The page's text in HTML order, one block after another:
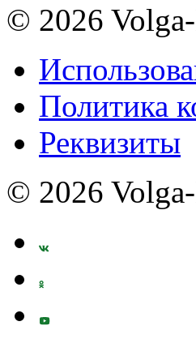
© 2026
Политика
Реквизиты
© 2026